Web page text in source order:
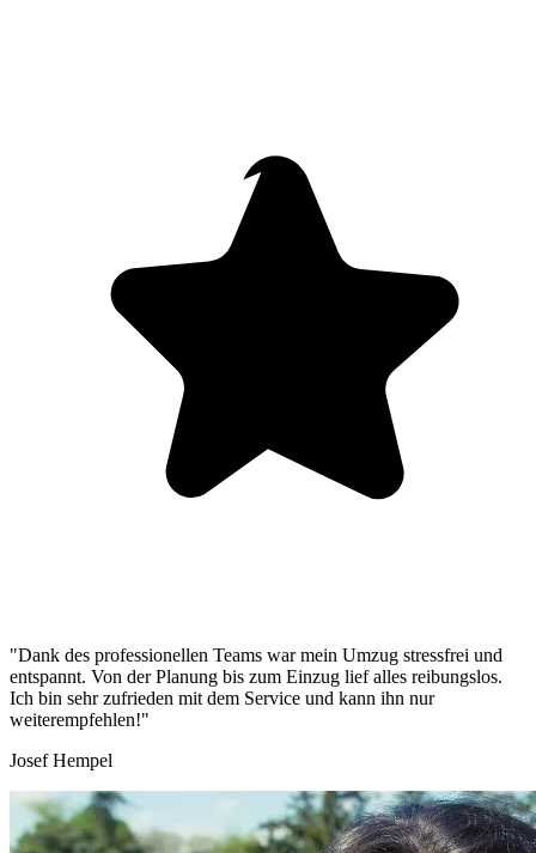
"Dank des professionellen Teams war mein Umzug stressfrei und
entspannt. Von der Planung bis zum Einzug lief alles reibungslos.
Ich bin sehr zufrieden mit dem Service und kann ihn nur
weiterempfehlen!"
Josef Hempel